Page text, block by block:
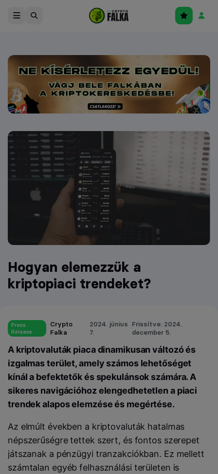
Hogyan elemezzük a
kriptopiaci trendeket?
Press
Release
Crypto
Falka
2024. június
7.
Frissítve: 2024.
december 5.
A kriptovaluták piaca dinamikusan változó és
izgalmas terület, amely számos lehetőséget
kínál a befektetők és spekulánsok számára. A
sikeres navigációhoz elengedhetetlen a piaci
trendek alapos elemzése és megértése.
Az elmúlt években a kriptovaluták hatalmas
népszerűségre tettek szert, és fontos szerepet
játszanak a pénzügyi tranzakciókban. Ez mellett
számtalan egyéb felhasználási területen is